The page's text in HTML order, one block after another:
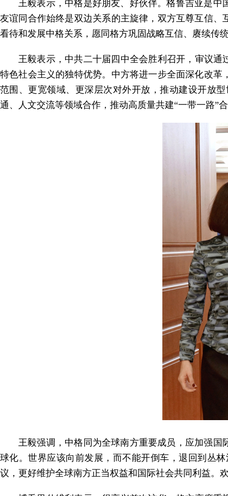
王毅表示，中格是好朋友、好伙伴。格鲁吉亚是
友谊同合作始终是双边关系的主旋律，双方互尊互信
看待和发展中格关系，愿同格方巩固战略互信、赓续传
王毅表示，中共二十届四中全会胜利召开，审议
特色社会主义的独特优势。中方将进一步全面深化改
范围、更宽领域、更深层次对外开放，推动建设开放
通、人文交流等领域合作，推动高质量共建“一带一路”
王毅强调，中格同为全球南方重要成员，应加强
球化。世界应该向前发展，而不能开倒车，退回到丛
议，更好维护全球南方正当权益和国际社会共同利益。